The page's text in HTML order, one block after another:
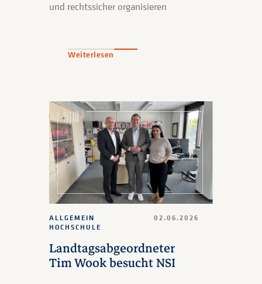
und rechtssicher organisieren
Weiterlesen
Landtagsabgeordneter
Tim Wook besucht NSI
ALLGEMEIN
HOCHSCHULE
02.06.2026